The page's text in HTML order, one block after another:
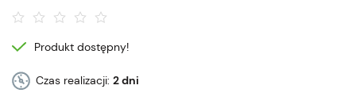
Produkt dostępny!
Czas realizacji: 2 dni